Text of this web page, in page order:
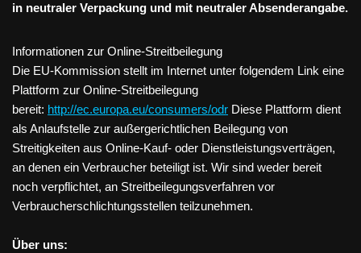
in neutraler Verpackung und mit neutraler Absenderangabe.
Informationen zur Online-Streitbeilegung
Die EU-Kommission stellt im Internet unter folgendem Link eine
Plattform zur Online-Streitbeilegung
bereit: http://ec.europa.eu/consumers/odr Diese Plattform dient
als Anlaufstelle zur außergerichtlichen Beilegung von
Streitigkeiten aus Online-Kauf- oder Dienstleistungsverträgen,
an denen ein Verbraucher beteiligt ist. Wir sind weder bereit
noch verpflichtet, an Streitbeilegungsverfahren vor
Verbraucherschlichtungsstellen teilzunehmen.
Über uns: